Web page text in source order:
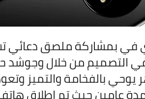
في بمشاركة ملصق دعائي
التصميم من خلال وجوشد
يوحي بالفخامة والتميز